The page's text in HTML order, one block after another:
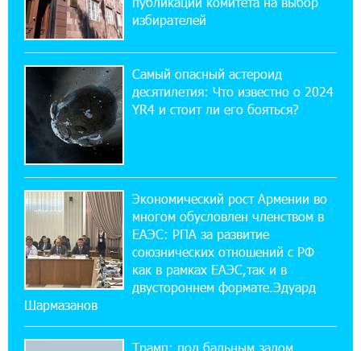
при поддержке IDBank
Пашинян ты упустил свой шанс уйти
спокойно. Аршак Карапетян
12:04:53 28-07-2026
Обновленный Центр продаж и обслуживания
в Арарате
22:28:49 27-07-2026
Никогда Нагорный Карабах не был в составе
независимого Азербайджана. Аршак
обратился к президенту страны с просьбой
избирателей
Самый опасный астероид
десятилетия: Что известно о 2024
YR4 и стоит ли его бояться?
Экономический рост Армении во
многом обусловлен членством в
ЕАЭС: РПА за развитие
союзнических отношений с РФ
как в рамках ЕАЭС,так и в
двустороннем формате.Эдуард
Шармазанов
Трамп: под бальным залом